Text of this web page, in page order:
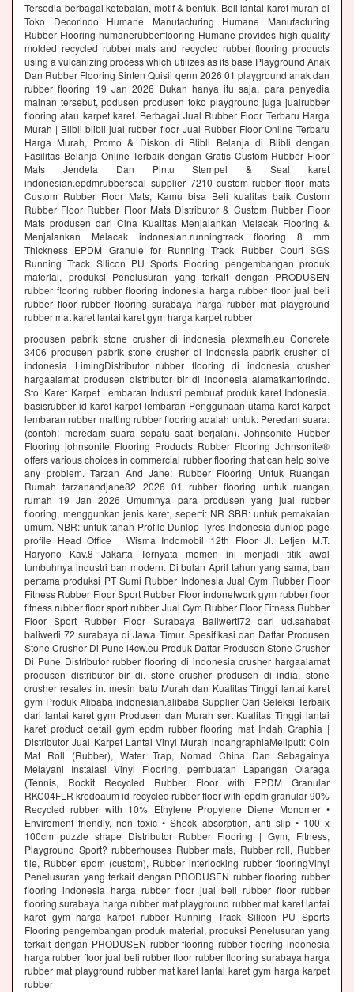
Tersedia berbagai ketebalan, motif & bentuk. Beli lantai karet murah di
Toko Decorindo Humane Manufacturing Humane Manufacturing
Rubber Flooring humanerubberflooring Humane provides high quality
molded recycled rubber mats and recycled rubber flooring products
using a vulcanizing process which utilizes as its base Playground Anak
Dan Rubber Flooring Sinten Quisii qenn 2026 01 playground anak dan
rubber flooring 19 Jan 2026 Bukan hanya itu saja, para penyedia
mainan tersebut, podusen produsen toko playground juga jualrubber
flooring atau karpet karet. Berbagai Jual Rubber Floor Terbaru Harga
Murah | Blibli blibli jual rubber floor Jual Rubber Floor Online Terbaru
Harga Murah, Promo & Diskon di Blibli Belanja di Blibli dengan
Fasilitas Belanja Online Terbaik dengan Gratis Custom Rubber Floor
Mats Jendela Dan Pintu Stempel & Seal karet
indonesian.epdmrubberseal supplier 7210 custom rubber floor mats
Custom Rubber Floor Mats, Kamu bisa Beli kualitas baik Custom
Rubber Floor Rubber Floor Mats Distributor & Custom Rubber Floor
Mats produsen dari Cina Kualitas Menjalankan Melacak Flooring &
Menjalankan Melacak indonesian.runningtrack flooring 8 mm
Thickness EPDM Granule for Running Track Rubber Court SGS
Running Track Silicon PU Sports Flooring pengembangan produk
material, produksi Penelusuran yang terkait dengan PRODUSEN
rubber flooring rubber flooring indonesia harga rubber floor jual beli
rubber floor rubber flooring surabaya harga rubber mat playground
rubber mat karet lantai karet gym harga karpet rubber
produsen pabrik stone crusher di indonesia plexmath.eu Concrete
3406 produsen pabrik stone crusher di indonesia pabrik crusher di
indonesia LimingDistributor rubber flooring di indonesia crusher
hargaalamat produsen distributor bir di indonesia alamatkantorindo.
Sto. Karet Karpet Lembaran Industri pembuat produk karet Indonesia.
basisrubber id karet karpet lembaran Penggunaan utama karet karpet
lembaran rubber matting rubber flooring adalah untuk: Peredam suara:
(contoh: meredam suara sepatu saat berjalan). Johnsonite Rubber
Flooring johnsonite Flooring Products Rubber Flooring Johnsonite®
offers various choices in commercial rubber flooring that can help solve
any problem. Tarzan And Jane: Rubber Flooring Untuk Ruangan
Rumah tarzanandjane82 2026 01 rubber flooring untuk ruangan
rumah 19 Jan 2026 Umumnya para produsen yang jual rubber
flooring, menggunkan jenis karet, seperti: NR SBR: untuk pemakaian
umum. NBR: untuk tahan Profile Dunlop Tyres Indonesia dunlop page
profile Head Office | Wisma Indomobil 12th Floor Jl. Letjen M.T.
Haryono Kav.8 Jakarta Ternyata momen ini menjadi titik awal
tumbuhnya industri ban modern. Di bulan April tahun yang sama, ban
pertama produksi PT Sumi Rubber Indonesia Jual Gym Rubber Floor
Fitness Rubber Floor Sport Rubber Floor indonetwork gym rubber floor
fitness rubber floor sport rubber Jual Gym Rubber Floor Fitness Rubber
Floor Sport Rubber Floor Surabaya Baliwerti72 dari ud.sahabat
baliwerti 72 surabaya di Jawa Timur. Spesifikasi dan Daftar Produsen
Stone Crusher Di Pune l4cw.eu Produk Daftar Produsen Stone Crusher
Di Pune Distributor rubber flooring di indonesia crusher hargaalamat
produsen distributor bir di. stone crusher produsen di india. stone
crusher resales in. mesin batu Murah dan Kualitas Tinggi lantai karet
gym Produk Alibaba indonesian.alibaba Supplier Cari Seleksi Terbaik
dari lantai karet gym Produsen dan Murah sert Kualitas Tinggi lantai
karet product detail gym epdm rubber flooring mat Indah Graphia |
Distributor Jual Karpet Lantai Vinyl Murah indahgraphiaMeliputi: Coin
Mat Roll (Rubber), Water Trap, Nomad China Dan Sebagainya
Melayani Instalasi Vinyl Flooring, pembuatan Lapangan Olaraga
(Tennis, Rockit Recycled Rubber Floor with EPDM Granular
RKC04FLR kredoaum id recycled rubber floor with epdm granular 90%
Recycled rubber with 10% Ethylene Propylene Diene Monomer •
Envirement friendly, non toxic • Shock absorption, anti slip • 100 x
100cm puzzle shape Distributor Rubber Flooring | Gym, Fitness,
Playground Sport? rubberhouses Rubber mats, Rubber roll, Rubber
tile, Rubber epdm (custom), Rubber interlocking rubber flooringVinyl
Penelusuran yang terkait dengan PRODUSEN rubber flooring rubber
flooring indonesia harga rubber floor jual beli rubber floor rubber
flooring surabaya harga rubber mat playground rubber mat karet lantai
karet gym harga karpet rubber Running Track Silicon PU Sports
Flooring pengembangan produk material, produksi Penelusuran yang
terkait dengan PRODUSEN rubber flooring rubber flooring indonesia
harga rubber floor jual beli rubber floor rubber flooring surabaya harga
rubber mat playground rubber mat karet lantai karet gym harga karpet
rubber